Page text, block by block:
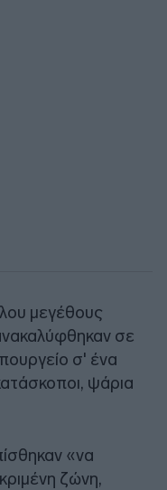
μεγέθους
σε
σ' ένα
ψάρια
«να
ζώνη,